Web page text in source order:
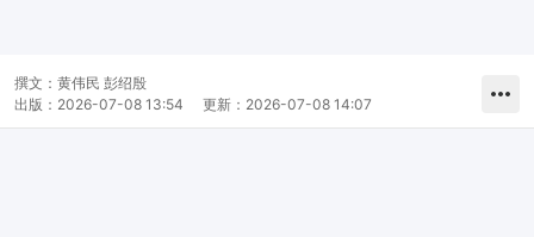
撰文： 黄伟民 彭绍殷
出版： 2026-07-08 13:54 更新： 2026-07-08 14:07